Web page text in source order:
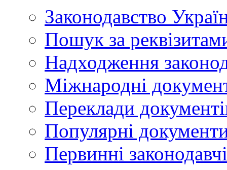
Законодавство
Пошук за
Надходження
Міжнародні
Переклади
Популярні
Первинні